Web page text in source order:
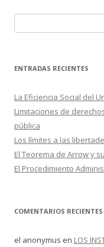
k r
u
c
r
:
ENTRADAS RECIENTES
La Eficiencia Social del
Limitaciones de
pública
Los límites a las
El Teorema de Arrow y
El Procedimiento
COMENTARIOS RECIENTES
el anonymus en LOS